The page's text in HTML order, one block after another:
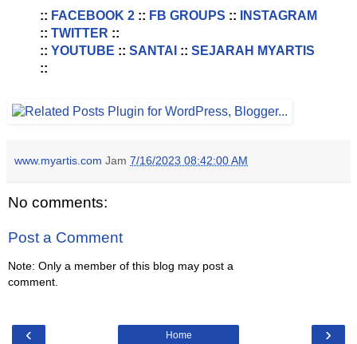
:: FACEBOOK 2:: FB GROUPS ::
INSTAGRAM
:: TWITTER ::
:: YOUTUBE :: SANTAI :: SEJARAH MYARTIS
::
www.myartis.com Jam 7/16/2023 08:42:00 AM
No comments:
Post a Comment
Note: Only a member of this blog may post a
comment.
‹ ›
Home